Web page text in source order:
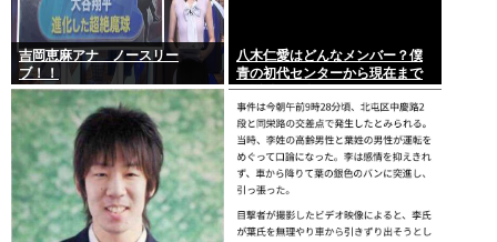
吉岡恵麻アナ ノースリー
ブ！！
八木仁愛はどんなメンバー？僕
青の初代センターから現在まで
の活動を紹介